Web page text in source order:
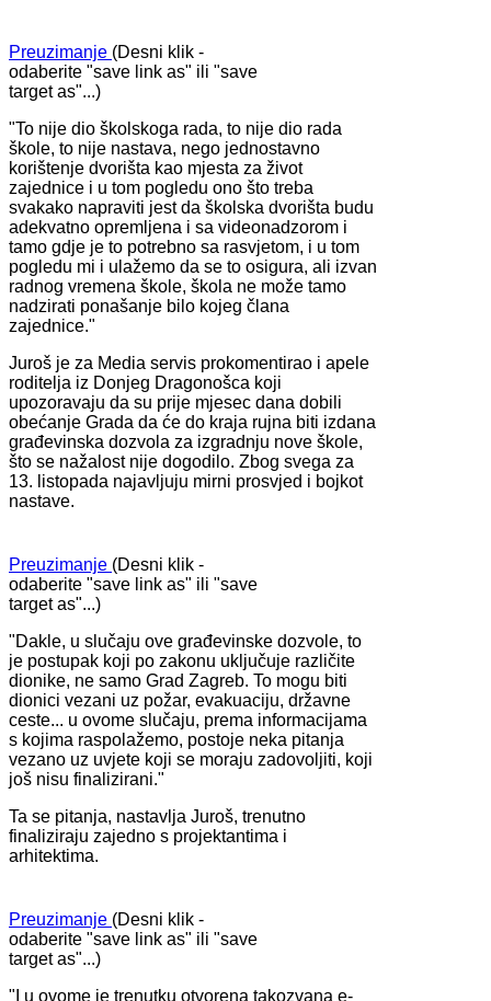
Preuzimanje (Desni klik -
odaberite "save link as" ili "save
target as"...)
"To nije dio školskoga rada, to nije dio rada
škole, to nije nastava, nego jednostavno
korištenje dvorišta kao mjesta za život
zajednice i u tom pogledu ono što treba
svakako napraviti jest da školska dvorišta budu
adekvatno opremljena i sa videonadzorom i
tamo gdje je to potrebno sa rasvjetom, i u tom
pogledu mi i ulažemo da se to osigura, ali izvan
radnog vremena škole, škola ne može tamo
nadzirati ponašanje bilo kojeg člana
zajednice."
Juroš je za Media servis prokomentirao i apele
roditelja iz Donjeg Dragonošca koji
upozoravaju da su prije mjesec dana dobili
obećanje Grada da će do kraja rujna biti izdana
građevinska dozvola za izgradnju nove škole,
što se nažalost nije dogodilo. Zbog svega za
13. listopada najavljuju mirni prosvjed i bojkot
nastave.
Preuzimanje (Desni klik -
odaberite "save link as" ili "save
target as"...)
"Dakle, u slučaju ove građevinske dozvole, to
je postupak koji po zakonu uključuje različite
dionike, ne samo Grad Zagreb. To mogu biti
dionici vezani uz požar, evakuaciju, državne
ceste... u ovome slučaju, prema informacijama
s kojima raspolažemo, postoje neka pitanja
vezano uz uvjete koji se moraju zadovoljiti, koji
još nisu finalizirani."
Ta se pitanja, nastavlja Juroš, trenutno
finaliziraju zajedno s projektantima i
arhitektima.
Preuzimanje (Desni klik -
odaberite "save link as" ili "save
target as"...)
"I u ovome je trenutku otvorena takozvana e-